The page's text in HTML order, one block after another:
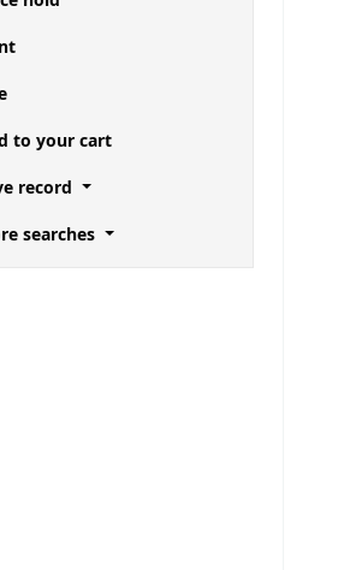
to your cart
record
searches